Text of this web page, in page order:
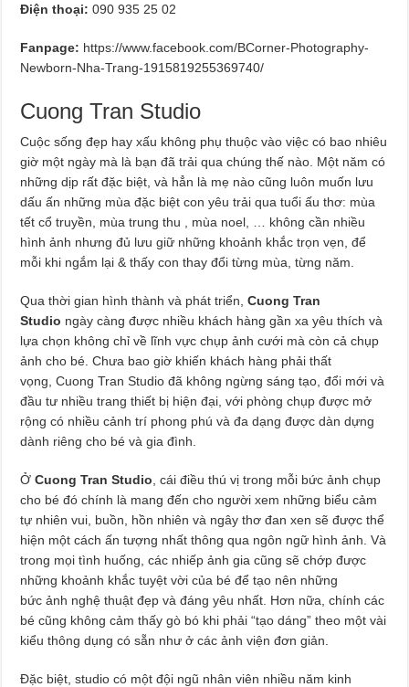
Điện thoại: 090 935 25 02
Fanpage: https://www.facebook.com/BCorner-Photography-
Newborn-Nha-Trang-1915819255369740/
Cuong Tran Studio
Cuộc sống đẹp hay xấu không phụ thuộc vào việc có bao nhiêu
giờ một ngày mà là bạn đã trải qua chúng thế nào. Một năm có
những dịp rất đặc biệt, và hẳn là mẹ nào cũng luôn muốn lưu
dấu ấn những mùa đặc biệt con yêu trải qua tuổi ấu thơ: mùa
tết cổ truyền, mùa trung thu , mùa noel, … không cần nhiều
hình ảnh nhưng đủ lưu giữ những khoảnh khắc trọn vẹn, để
mỗi khi ngắm lại & thấy con thay đổi từng mùa, từng năm.
Qua thời gian hình thành và phát triển,Cuong Tran
Studio ngày càng được nhiều khách hàng gần xa yêu thích và
lựa chọn không chỉ về lĩnh vực chụp ảnh cưới mà còn cả chụp
ảnh cho bé. Chưa bao giờ khiến khách hàng phải thất
vọng, Cuong Tran Studio đã không ngừng sáng tạo, đổi mới và
đầu tư nhiều trang thiết bị hiện đại, với phòng chụp được mở
rộng có nhiều cảnh trí phong phú và đa dạng được dàn dựng
dành riêng cho bé và gia đình.
Ở Cuong Tran Studio , cái điều thú vị trong mỗi bức ảnh chụp
cho bé đó chính là mang đến cho người xem những biểu cảm
tự nhiên vui, buồn, hồn nhiên và ngây thơ đan xen sẽ được thể
hiện một cách ấn tượng nhất thông qua ngôn ngữ hình ảnh. Và
trong mọi tình huống, các nhiếp ảnh gia cũng sẽ chớp được
những khoảnh khắc tuyệt vời của bé để tạo nên những
bức ảnh nghệ thuật đẹp và đáng yêu nhất. Hơn nữa, chính các
bé cũng không cảm thấy gò bó khi phải “tạo dáng” theo một vài
kiểu thông dụng có sẵn như ở các ảnh viện đơn giản.
Đặc biệt, studio có một đội ngũ nhân viên nhiều năm kinh